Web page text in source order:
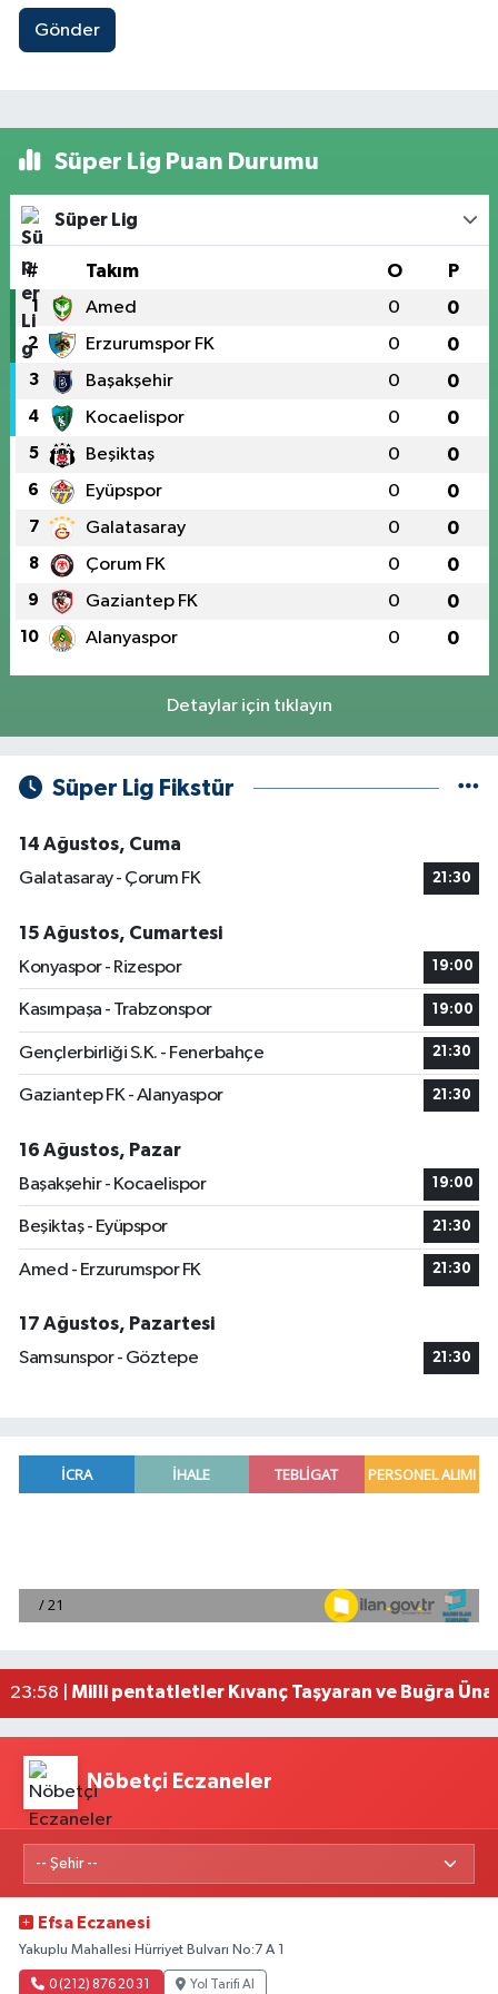
Gönder
Süper Lig Puan Durumu
Süper Lig
# Takım O P
1 Amed 0 0
2 Erzurumspor FK 0 0
3 Başakşehir 0 0
4 Kocaelispor 0 0
5 Beşiktaş 0 0
6 Eyüpspor 0 0
7 Galatasaray 0 0
8 Çorum FK 0 0
9 Gaziantep FK 0 0
10 Alanyaspor 0 0
Detaylar için tıklayın
Süper Lig Fikstür
14 Ağustos, Cuma
Galatasaray - Çorum FK
21:30
15 Ağustos, Cumartesi
Konyaspor - Rizespor
19:00
Kasımpaşa - Trabzonspor 19:00
Gençlerbirliği S.K. - Fenerbahçe 21:30
Gaziantep FK - Alanyaspor 21:30
16 Ağustos, Pazar
Başakşehir - Kocaelispor
19:00
Beşiktaş - Eyüpspor 21:30
Amed - Erzurumspor FK 21:30
17 Ağustos, Pazartesi
Samsunspor - Göztepe
21:30
00:39 |
Mersin'de uyuşturucu operasyonunda 190
23:58 | Milli pentatletler Kıvanç Taşyaran ve Buğra
Nöbetçi Eczaneler
Efsa Eczanesi
Yakuplu Mahallesi Hürriyet Bulvarı No:7 A 1
0 (212) 876 20 31 Yol Tarifi Al